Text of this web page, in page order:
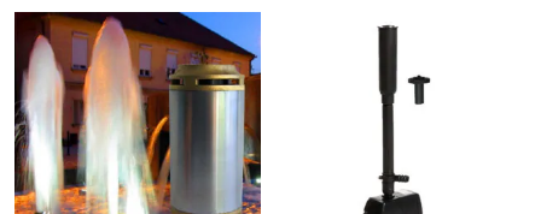
varijanti.
Opcije
mogu
biti
izabrane
na
stranici
proizvoda.
mogu
biti
proizvoda.